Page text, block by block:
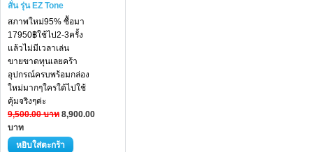
สั่น รุ่น EZ Tone
สภาพใหม่95% ซื้อมา
17950฿ใช้ไป2-3ครั้ง
แล้วไม่มีเวลาเล่น
ขายขาดทุนเลยคร้า
อุปกรณ์ครบพร้อมกล่อง
ใหม่มากๆใครใด้ไปใช้
คุ้มจริงๆค่ะ
9,500.00 บาท 8,900.00
บาท